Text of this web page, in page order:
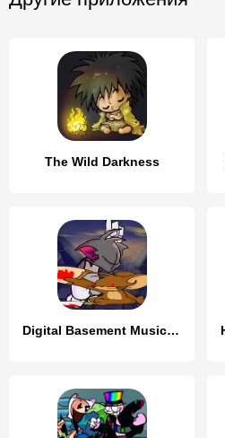
The Wild Darkness
Digital Basement Music Show